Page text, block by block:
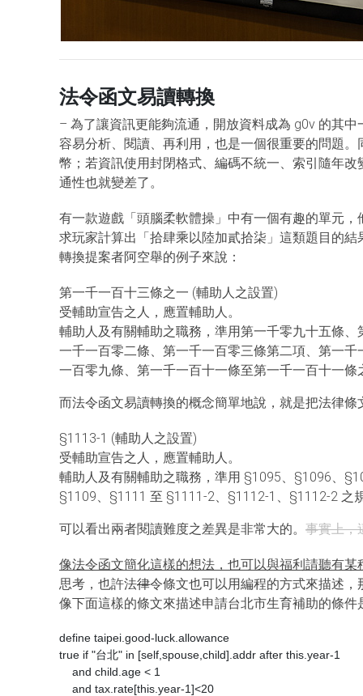
法令函文易讀轉換
– 為了讓資訊更能夠流通，開放資料成為 g0v 的其
容易分析、閱讀、再利用，也是一個很重要的問題
幣；若資訊使用封閉格式、編碼不統一、索引隨年
通性也就變差了。
有一款遊戲「頭腦柔軟體操」中有一個有趣的單元
求玩家計算出「拾肆乘以陸加貳拾柒」這類題目的
轉換提案者阿空舉的例子來說：
第一千一百十三條之一 (輔助人之設置)
受輔助宣告之人，應置輔助人。
輔助人及有關輔助之職務，準用第一千零九十五條
一千一百零二條、第一千一百零三條第二項、第一
一百零九條、第一千一百十一條至第一千一百十一
而法令函文易讀轉換的概念簡單地說，就是把法律
§1113-1 (輔助人之設置)
受輔助宣告之人，應置輔助人。
輔助人及有關輔助之職務，準用 §1095、§1096、
§1109、§1111 至 §1111-2、§1112-1、§1112-2 之
可以看出兩者閱讀難度之差異是非常大的。 事實上，
像法令函文簡化這樣的想法，也可以與福利請聽有
思考，也許法律令條文也可以用編程的方式來描述
像下面這樣的條文來描述申請台北市生育補助的條件
define taipei.good-luck.allowance
true if "台北" in [self,spouse,child].addr after this.year-1
    and child.age < 1
    and tax.rate[this.year-1]<20